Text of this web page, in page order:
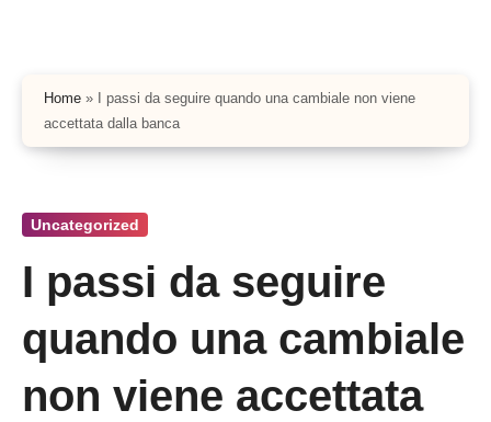
Home »
I passi da seguire quando una cambiale non viene
accettata dalla banca
Uncategorized
I passi da seguire
quando una cambiale
non viene accettata